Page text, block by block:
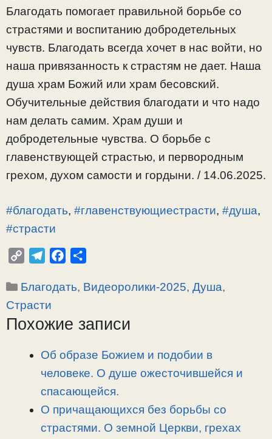
Благодать помогает правильной борьбе со
страстями и воспитанию добродетельных
чувств. Благодать всегда хочет в нас войти, но
наша привязанность к страстям не дает. Наша
душа храм Божий или храм бесовский.
Обучительные действия благодати и что надо
нам делать самим. Храм души и
добродетельные чувства. О борьбе с
главенствующей страстью, и первородным
грехом, духом самости и гордыни. / 14.06.2025.
#благодать, #главенствующиестрасти, #душа,
#страсти
p
y
L
l
e
g
a
c
b
o
п
а
Рубрики
Благодать, Видеоролики-2025,Душа,
Страсти
Похожие записи
Об образе Божием и подобии в
человеке. О душе ожесточившейся и
спасающейся.
О причащающихся без борьбы со
страстями. О земной Церкви, грехах